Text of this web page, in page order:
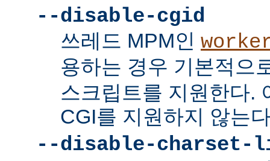
--disable-cgid
쓰레드 MPM인
용하는 경우 기본적으
스크립트를 지원한다.
CGI를 지원하지 않는
--disable-charset-